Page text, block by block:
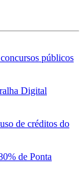
públicos
Digital
de créditos do
de Ponta